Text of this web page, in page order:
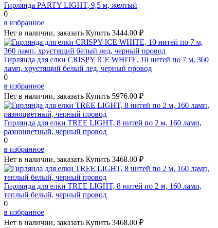
Гирлянда PARTY LIGHT, 9,5 м, желтый
0
в избранное
Нет в наличии, заказать Купить 3444.00 ₽
Гирлянда для елки CRISPY ICE WHITE, 10 нитей по 7 м, 360
ламп, хрустящий белый лед, черный провод
0
в избранное
Нет в наличии, заказать Купить 5976.00 ₽
Гирлянда для елки TREE LIGHT, 8 нитей по 2 м, 160 ламп,
разноцветный, черный провод
0
в избранное
Нет в наличии, заказать Купить 3468.00 ₽
Гирлянда для елки TREE LIGHT, 8 нитей по 2 м, 160 ламп,
теплый белый, черный провод
0
в избранное
Нет в наличии, заказать Купить 3468.00 ₽